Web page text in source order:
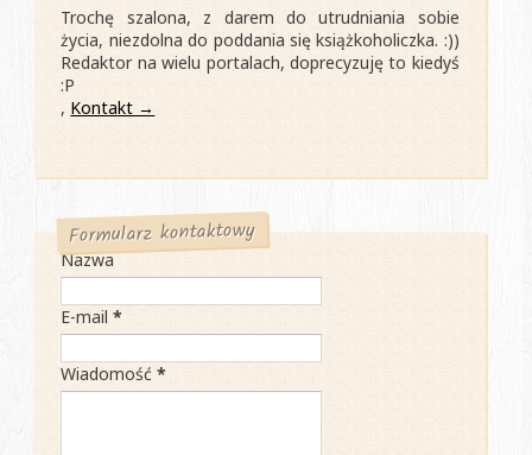
Trochę szalona, z darem do utrudniania sobie
życia, niezdolna do poddania się książkoholiczka. :))
Redaktor na wielu portalach, doprecyzuję to kiedyś
:P
, Kontakt →
Formularz kontaktowy
Nazwa
E-mail*
Wiadomość*